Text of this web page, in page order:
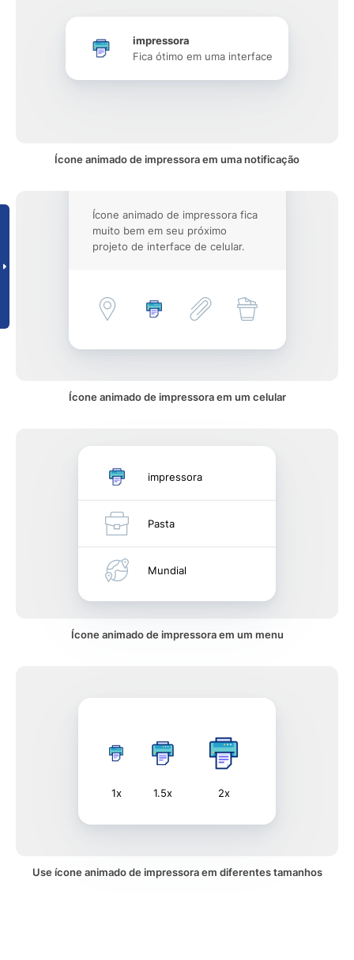
impressora
Fica ótimo em uma interface
Ícone animado de impressora em uma notificação
Ícone animado de impressora fica
muito bem em seu próximo
projeto de interface de celular.
Ícone animado de impressora em um celular
impressora
Pasta
Mundial
Ícone animado de impressora em um menu
1x 1.5x 2x
Use ícone animado de impressora em diferentes tamanhos